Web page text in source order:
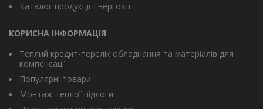
Каталог продукції Енергохіт
КОРИСНА ІНФОРМАЦІЯ
Теплий кредит-перелік обладнання та матеріалів для
компенсації
Популярні товари
Монтаж теплої підлоги